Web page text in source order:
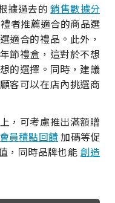
據過去的銷售數據分
者推薦適合的商品選
適合的禮品。此外，
節禮盒，這對於不想
的選擇。同時，建議
客可以在店內挑選商
，可考慮推出滿額贈
會員積點回饋加碼等促
，同時品牌也能 創造